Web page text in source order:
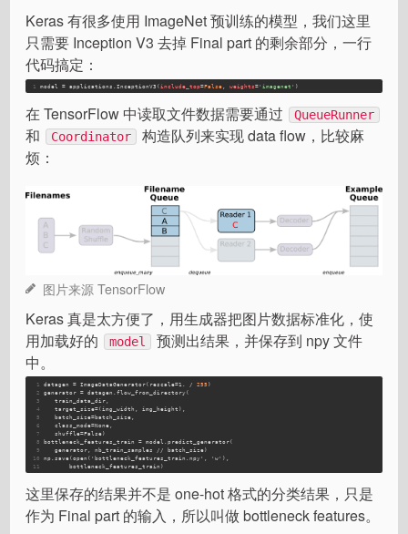
Keras 有很多使用 ImageNet 预训练的模型，我们这里
只需要 Inception V3 去掉 Final part 的剩余部分，一行
代码搞定：
1 model = applications.InceptionV3(include_top=False , weights='imagenet' )
在 TensorFlow 中读取文件数据需要通过 QueueRunner
和 Coordinator
构造队列来实现 data flow，比较麻
烦：
图片来源 TensorFlow
Keras 真是太方便了，用生成器把图片数据标准化，使
用加载好的
model
预测出结果，并保存到 npy 文件
中。
1
2
3
4
5
6
7
8
9
10
11
datagen = ImageDataGenerator( rescale=1. / 255 )
generator = datagen.flow_from_directory(
   train_data_dir,
target_size=(img_width,
img_height),
batch_size=batch_size,
class_mode=None,
shuffle=False)
bottleneck_features_train
= model.predict_generator(
   generator, nb_train_samples // batch_size)
np.save(open('bottleneck_features_train.npy', 'w'),
       bottleneck_features_train)
这里保存的结果并不是 one-hot 格式的分类结果，只是
作为 Final part 的输入，所以叫做 bottleneck features。